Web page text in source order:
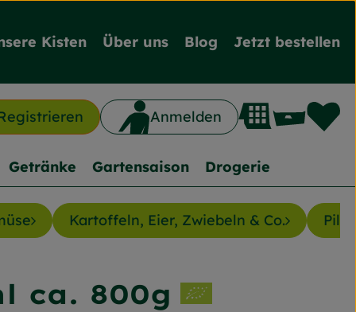
Kisten Über uns Blog Jetzt bestellen
Anmelden
Getränke Gartensaison Drogerie
Kartoffeln, Eier, Zwiebeln & Co. Pilze
ca. 800g